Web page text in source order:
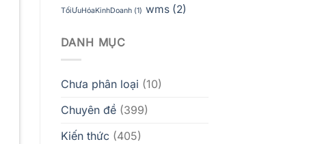
TốiƯuHóaKinhDoanh(1) wms(2)
DANH MỤC
Chưa phân loại (10)
Chuyên đề(399)
Kiến thức(405)